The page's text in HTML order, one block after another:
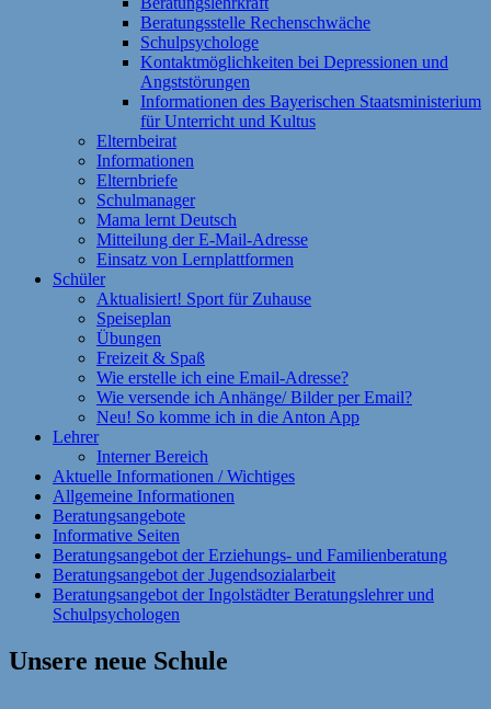
Beratungsstelle Rechenschwäche
Schulpsychologe
Kontaktmöglichkeiten bei Depressionen und
Angststörungen
Informationen des Bayerischen Staatsministerium
für Unterricht und Kultus
Elternbeirat
Informationen
Elternbriefe
Schulmanager
Mama lernt Deutsch
Mitteilung der E-Mail-Adresse
Einsatz von Lernplattformen
Schüler
Aktualisiert! Sport für Zuhause
Speiseplan
Übungen
Freizeit & Spaß
Wie erstelle ich eine Email-Adresse?
Wie versende ich Anhänge/ Bilder per Email?
Neu! So komme ich in die Anton App
Lehrer
Interner Bereich
Aktuelle Informationen / Wichtiges
Allgemeine Informationen
Beratungsangebote
Informative Seiten
Beratungsangebot der Erziehungs- und Familienberatung
Beratungsangebot der Jugendsozialarbeit
Beratungsangebot der Ingolstädter Beratungslehrer und
Schulpsychologen
Unsere neue Schule